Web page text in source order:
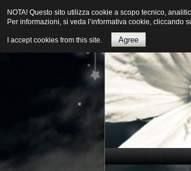
NOTA! Questo sito utilizza cookie a scopo tecnico,
Per informazioni, si veda l’informativa cookie, cliccando
I accept cookies from this site. Agree